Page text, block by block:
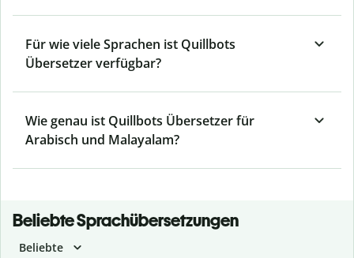
Für wie viele Sprachen ist Quillbots
Übersetzer verfügbar?
Wie genau ist Quillbots Übersetzer für
Arabisch und Malayalam?
Beliebte Sprachübersetzungen
Beliebte